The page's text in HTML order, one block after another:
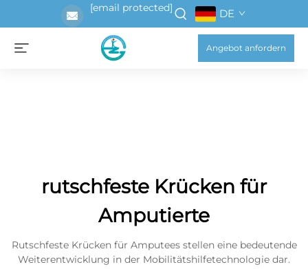
[email protected] DE
Angebot anfordern
rutschfeste Krücken für
Amputierte
Rutschfeste Krücken für Amputees stellen eine bedeutende
Weiterentwicklung in der Mobilitätshilfetechnologie dar.